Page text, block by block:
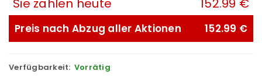
Preis nach Abzug aller Aktionen 152.99 €
Verfügbarkeit: Vorrätig